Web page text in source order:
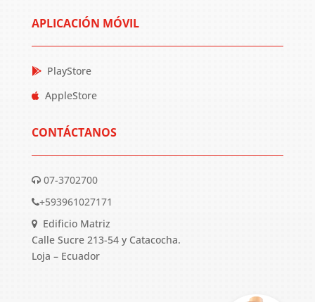
APLICACIÓN MÓVIL
PlayStore
AppleStore
CONTÁCTANOS
07-3702700
+593961027171
Edificio Matriz
Calle Sucre 213-54 y Catacocha.
Loja – Ecuador